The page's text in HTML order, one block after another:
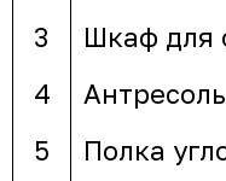
3
Шкаф для
4
5
Полка